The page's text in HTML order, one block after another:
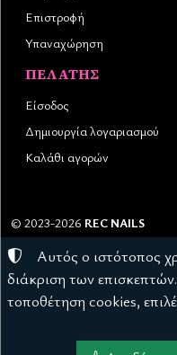
Επιστροφή
Υπαναχώρηση
ΠΕΛΆΤΗΣ
Είσοδος
Δημιουργία λογαριασμού
Καλάθι αγορών
© 2023-2026 REC NAILS
Αριθμός ΓΕΜΗ:
Όροι χρήσης • Πολιτική
Ρυθμίσεις cookies
Αυτός ο ιστότοπος
διάκριση των
τοποθέτηση cookies,